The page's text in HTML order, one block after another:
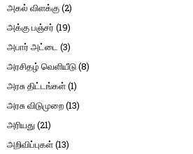
அகல் விளக்கு(2)
அக்கு பஞ்சர் (19)
அபார் அட்டை (3)
அரசிதழ் வெளியீடு(8)
அரசு திட்டங்கள்(1)
அரசு விடுமுறை(13)
அரியது(21)
அறிவிப்புகள்(13)